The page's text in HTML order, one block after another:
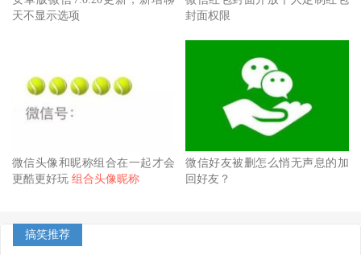
天不显示选项
封面权限
微信头像和昵称组合在一起才会
更酷更好玩 组合头像昵称
微信好友被删怎么悄无声息的加
回好友？
搞笑推荐